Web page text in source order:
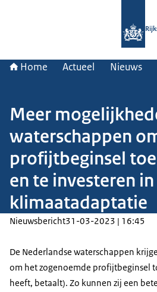
Home Actueel Nieuws
Meer
waterschappen
profijtbeginsel
en te investeren in
klimaatadaptatie
Nieuwsbericht31-03-2023 | 16:45
De Nederlandse waterschappen
om het zogenoemde profijtbeginsel
heeft, betaalt). Zo kunnen zij een